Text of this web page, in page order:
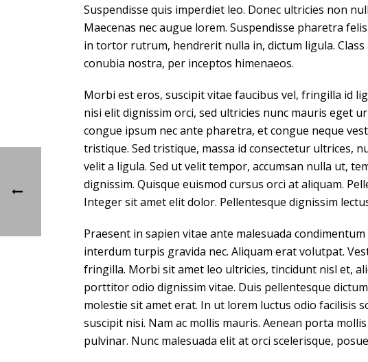
Suspendisse quis imperdiet leo. Donec ultricies non
Maecenas nec augue lorem. Suspendisse pharetra
in tortor rutrum, hendrerit nulla in, dictum ligula.
conubia nostra, per inceptos himenaeos.
Morbi est eros, suscipit vitae faucibus vel, fringilla id
nisi elit dignissim orci, sed ultricies nunc mauris eget
congue ipsum nec ante pharetra, et congue neque
tristique. Sed tristique, massa id consectetur ultrices,
velit a ligula. Sed ut velit tempor, accumsan nulla ut,
dignissim. Quisque euismod cursus orci at aliquam.
Integer sit amet elit dolor. Pellentesque dignissim
Praesent in sapien vitae ante malesuada
interdum turpis gravida nec. Aliquam erat volutpat.
fringilla. Morbi sit amet leo ultricies, tincidunt nisl et,
porttitor odio dignissim vitae. Duis pellentesque
molestie sit amet erat. In ut lorem luctus odio facilisis
suscipit nisi. Nam ac mollis mauris. Aenean porta
pulvinar. Nunc malesuada elit at orci scelerisque,